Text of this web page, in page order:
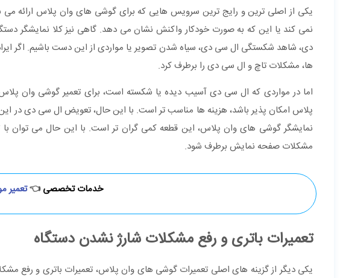
یکی از اصلی ترین و رایج ترین سرویس هایی که برای گوشی های وان پلاس ارائه
نمی کند یا این که به صورت خودکار واکنش نشان می دهد. گاهی نیز کلا نمایشگر
دی، شاهد شکستگی ال سی دی، سیاه شدن تصویر یا مواردی از این دست باشیم. اگر
ها، مشکلات تاچ و ال سی دی را برطرف کرد.
اما در مواردی که ال سی دی آسیب دیده یا شکسته است، برای تعمیر گوشی وان
پلاس امکان پذیر باشد، هزینه ها مناسب تر است. با این حال، تعویض ال سی دی در
نمایشگر گوشی های وان پلاس، این قطعه کمی گران تر است. با این حال می توان
مشکلات صفحه نمایش برطرف شود.
خدمات تخصصی👈تعمیر
تعمیرات باتری و رفع مشکلات شارژ نشدن دستگاه
یکی دیگر از گزینه های اصلی تعمیرات گوشی های وان پلاس، تعمیرات باتری و رفع